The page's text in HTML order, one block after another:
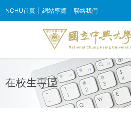
NCHU首頁 網站導覽 聯絡我們
在校生專區